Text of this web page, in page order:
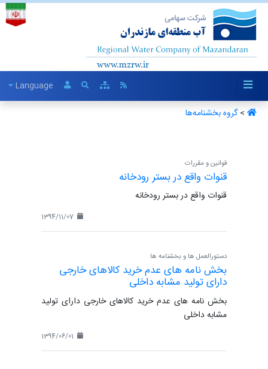
Language
>گروه بخشنامه‌ها ‏
قوانین و مقررات
قنوات واقع در بستر رودخانه
قنوات واقع در بستر رودخانه
دستورالعمل ها و بخشنامه ها
بخش نامه های عدم خرید کالاهای خارجی
دارای تولید مشابه داخلی
بخش نامه های عدم خرید کالاهای خارجی دارای تولید
مشابه داخلی